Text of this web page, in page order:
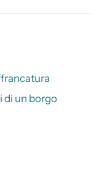
di un borgo